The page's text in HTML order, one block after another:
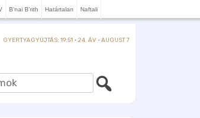
B'nai B'rith Határtalan Naftali
GYERTYAGYÚJTÁS: 19:51 · 24. ÁV · AUGUST 7